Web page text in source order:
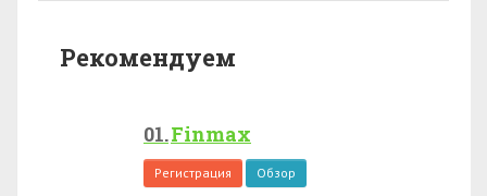
Рекомендуем
Finmax
Регистрация Обзор